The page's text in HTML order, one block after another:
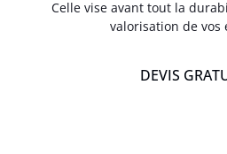
Celle vise avant tout la
valorisation de vos
DEVIS